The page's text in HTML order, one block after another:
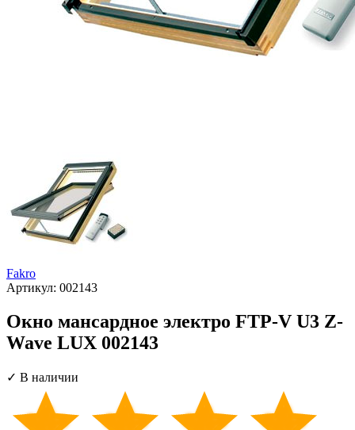
Fakro
Артикул: 002143
Окно мансардное электро FTP-V U3 Z-
Wave LUX 002143
✓ В наличии